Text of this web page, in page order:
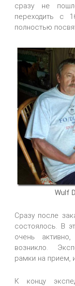
сразу не
переходить с
полностью
Wulf
Сразу после
состоялось. В
очень
возникло.
рамки на прием,
К концу